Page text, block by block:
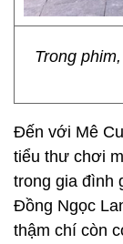
Trong
Đến với Mê
tiểu thư chơi
trong gia đình
Đồng Ngọc
thậm chí còn